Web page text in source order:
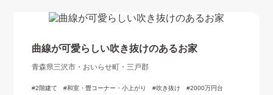
曲線が可愛らしい吹き抜けのあるお家
青森県三沢市・おいらせ町・三戸郡
2階建て 和室・畳コーナー・小上がり 吹き抜け 2000万円台